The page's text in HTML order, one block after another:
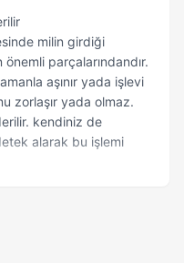
milin girdiği
parçalarındandır.
aşınır yada işlevi
zorlaşır yada olmaz.
kendiniz de
alarak bu işlemi